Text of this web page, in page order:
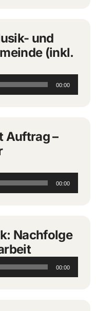
und
(inkl.
00:00
Auftrag –
00:00
Nachfolge
00:00